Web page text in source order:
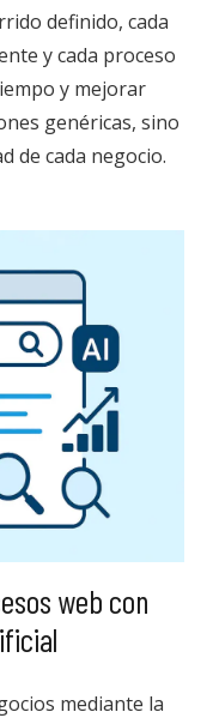
definido, cada
y cada proceso
y mejorar
genéricas, sino
de cada negocio.
web con
mediante la